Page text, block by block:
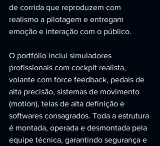
de corrida que reproduzem com
realismo a pilotagem e entregam
emoção e interação com o público.
O portfólio inclui simuladores
profissionais com cockpit realista,
volante com force feedback, pedais de
alta precisão, sistemas de movimento
(motion), telas de alta definição e
softwares consagrados. Toda a estrutura
é montada, operada e desmontada pela
equipe técnica, garantindo segurança e